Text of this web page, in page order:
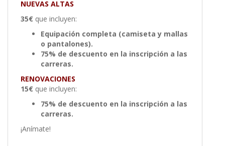
NUEVAS ALTAS
35€ que incluyen:
Equipación completa (camiseta y mallas
o pantalones).
75% de descuento en la inscripción a las
carreras.
RENOVACIONES
15€ que incluyen:
75% de descuento en la inscripción a las
carreras.
¡Anímate!